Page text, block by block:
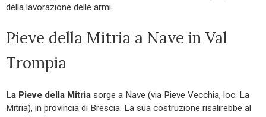
della lavorazione delle armi.
Pieve della Mitria a Nave in Val
Trompia
La Pieve della Mitria sorge a Nave (via Pieve Vecchia, loc. La
Mitria), in provincia di Brescia. La sua costruzione risalirebbe al